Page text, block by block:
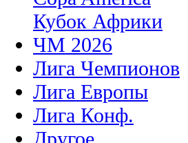
Кубок Африки
ЧМ 2026
Лига Чемпионов
Лига Европы
Лига Конф.
Другое